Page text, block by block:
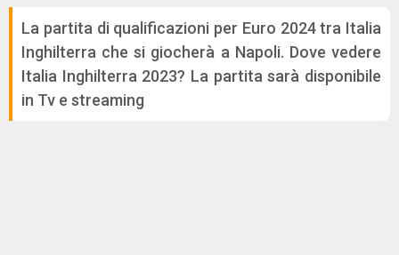
La partita di qualificazioni per Euro 2024 tra Italia
Inghilterra che si giocherà a Napoli. Dove vedere
Italia Inghilterra 2023? La partita sarà disponibile
in Tv e streaming